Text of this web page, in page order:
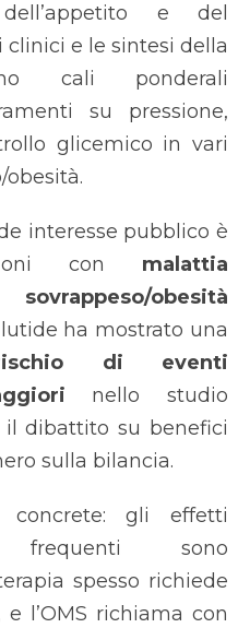
e del
e le sintesi della
cali ponderali
su pressione,
glicemico in vari
interesse pubblico è
con malattia
sovrappeso/obesità
ha mostrato una
di eventi
nello studio
il dibattito su benefici
sulla bilancia.
concrete: gli effetti
sono
spesso richiede
l’OMS richiama con